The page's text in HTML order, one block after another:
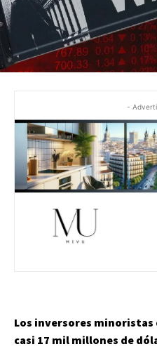
-
Los inversores minoristas
casi 17 mil millones de